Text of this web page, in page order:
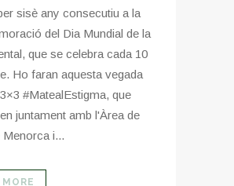
sisè any consecutiu a la
del Dia Mundial de la
que se celebra cada 10
Ho faran aquesta vegada
#MatealEstigma, que
juntament amb l'Àrea de
Menorca i...
MORE